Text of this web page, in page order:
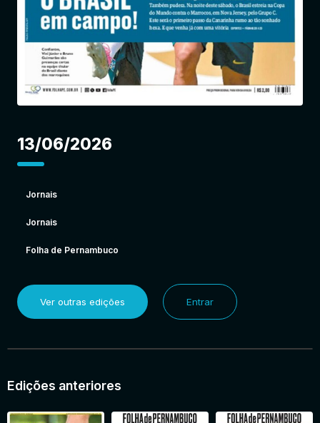
13/06/2026
Jornais
Jornais
Folha de Pernambuco
Ver outras edições Entrar
Edições anteriores